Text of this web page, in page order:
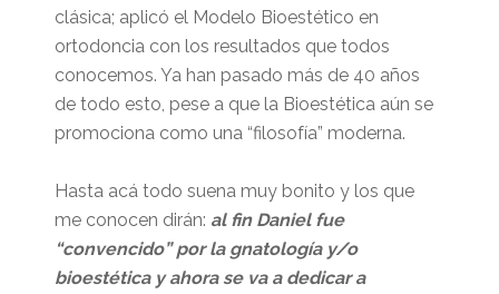
clásica; aplicó el Modelo Bioestético en
ortodoncia con los resultados que todos
conocemos. Ya han pasado más de 40 años
de todo esto, pese a que la Bioestética aún se
promociona como una “filosofía” moderna.
Hasta acá todo suena muy bonito y los que
me conocen dirán: al fin Daniel fue
“convencido” por la gnatología y/o
bioestética y ahora se va a dedicar a